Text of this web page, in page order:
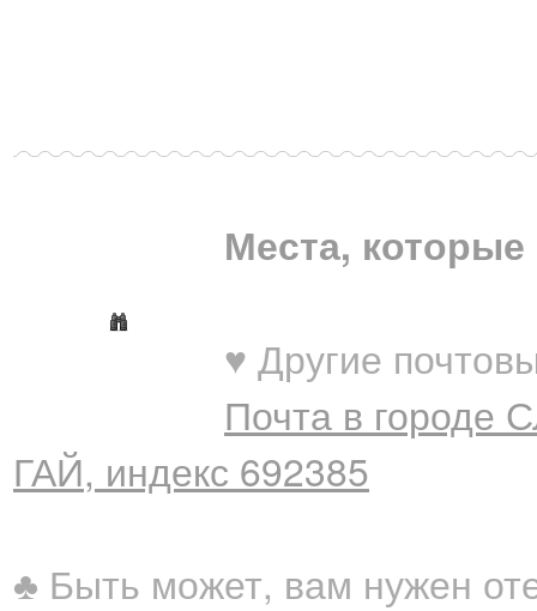
Места, которые
♥ Другие
Почта в городе
ГАЙ, индекс 692385
♣ Быть может, вам нужен